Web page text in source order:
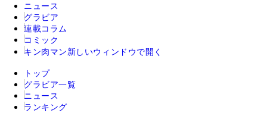
ニュース
グラビア
連載コラム
コミック
キン肉マン 新しいウィンドウで開く
トップ
グラビア一覧
ニュース
ランキング